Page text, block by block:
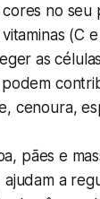
cores no
(C
as
cenoura,
pães e
a